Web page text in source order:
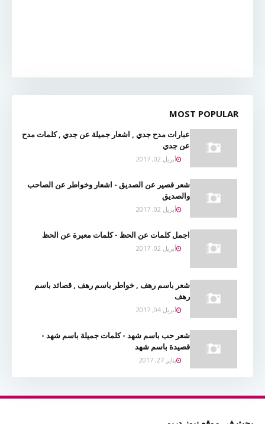
MOST POPULAR
عبارات مدح جدي , اشعار جميلة عن جدي , كلمات مدح
عن جدي
أبريل 02, 2017
شعر قصير عن الصديق - اشعار وخواطر عن الصاحب
والصديق
أبريل 02, 2017
اجمل كلمات عن الحظ - كلمات معبرة عن الحظ
أبريل 02, 2017
شعر باسم رهف , خواطر باسم رهف , قصائد باسم
رهف
أبريل 04, 2017
شعر حب باسم شهد - كلمات جميلة باسم شهد -
قصيدة باسم شهد
يناير 27, 2017